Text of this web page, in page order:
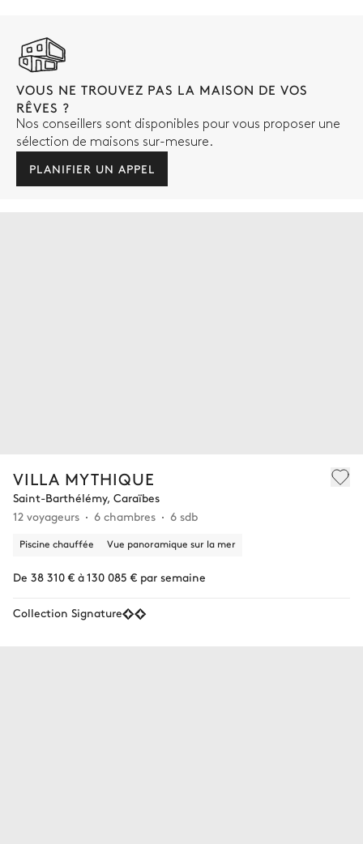
VOUS NE TROUVEZ PAS LA MAISON DE VOS
RÊVES ?
Nos conseillers sont disponibles pour vous proposer une
sélection de maisons sur-mesure.
PLANIFIER UN APPEL
VILLA MYTHIQUE
Saint-Barthélémy, Caraïbes
12 voyageurs
6 chambres 6 sdb
Piscine chauffée Vue panoramique sur la mer
De 38 310 € à 130 085 € par semaine
Collection Signature